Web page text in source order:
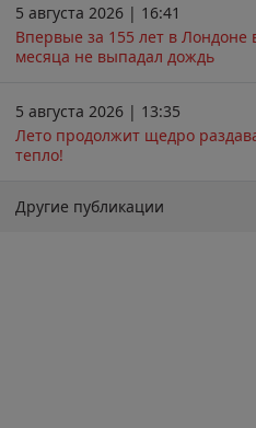
5 августа 2026 | 16:41
Впервые за 155 лет в Лондоне
месяца не выпадал дождь
5 августа 2026 | 13:35
Лето продолжит щедро
тепло!
Другие публикации